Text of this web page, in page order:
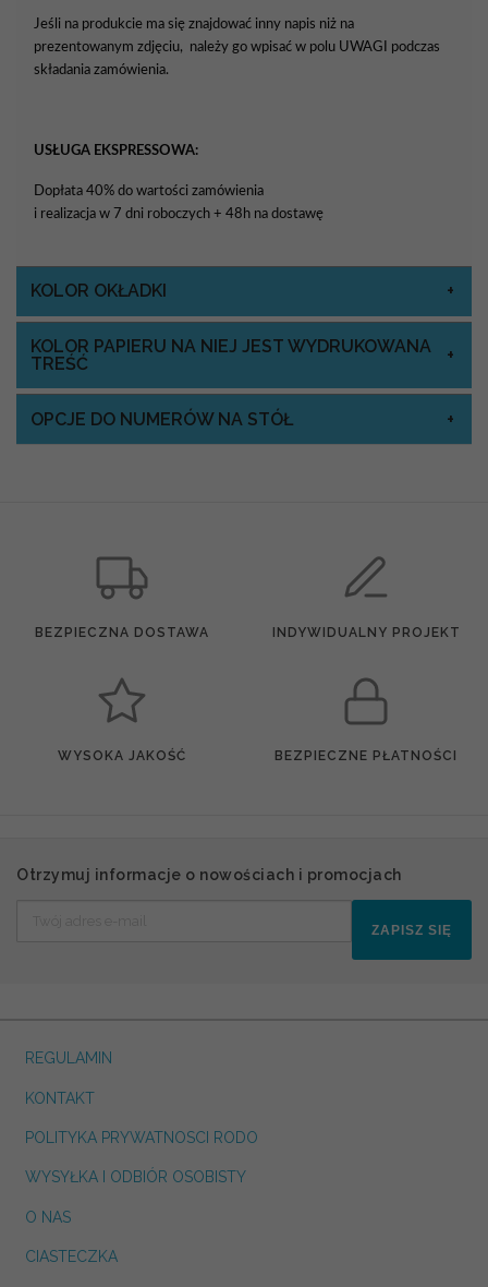
Jeśli na produkcie ma się znajdować inny napis niż na
prezentowanym zdjęciu, należy go wpisać w polu UWAGI podczas
składania zamówienia.
USŁUGA EKSPRESSOWA:
Dopłata 40% do wartości zamówienia
i realizacja w 7 dni roboczych + 48h na dostawę
KOLOR OKŁADKI
KOLOR PAPIERU NA NIEJ JEST WYDRUKOWANA
TREŚĆ
OPCJE DO NUMERÓW NA STÓŁ
BEZPIECZNA DOSTAWA INDYWIDUALNY PROJEKT
WYSOKA JAKOŚĆ BEZPIECZNE PŁATNOŚCI
Otrzymuj informacje o nowościach i promocjach
ZAPISZ SIĘ
REGULAMIN
KONTAKT
POLITYKA PRYWATNOSCI RODO
WYSYŁKA I ODBIÓR OSOBISTY
O NAS
CIASTECZKA